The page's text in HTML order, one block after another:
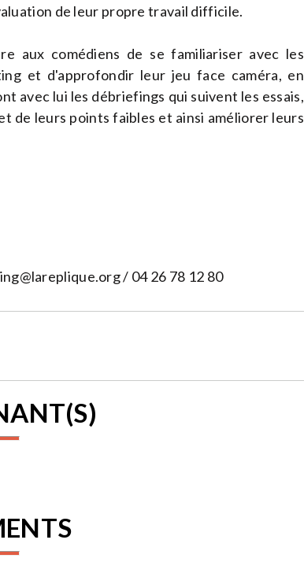
de leur propre travail difficile.
aux comédiens de se familiariser avec les
et d'approfondir leur jeu face caméra, en
avec lui les débriefings qui suivent les essais,
de leurs points faibles et ainsi améliorer leurs
/ 04 26 78 12 80